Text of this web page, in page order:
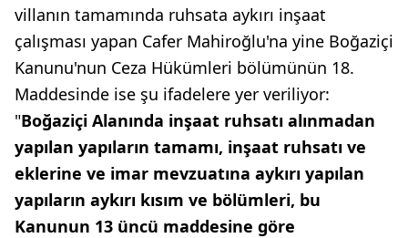
villanın tamamında ruhsata aykırı inşaat
çalışması yapan Cafer Mahiroğlu'na yine Boğaziçi
Kanunu'nun Ceza Hükümleri bölümünün 18.
Maddesinde ise şu ifadelere yer veriliyor:
"Boğaziçi Alanında inşaat ruhsatı alınmadan
yapılan yapıların tamamı, inşaat ruhsatı ve
eklerine ve imar mevzuatına aykırı yapılan
yapıların aykırı kısım ve bölümleri, bu
Kanunun 13 üncü maddesine göre